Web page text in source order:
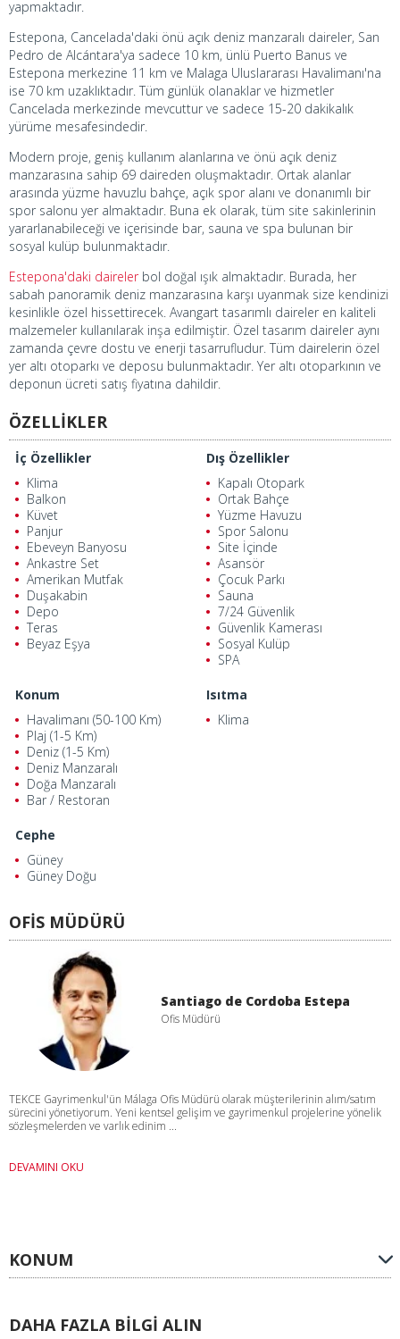
yapmaktadır.
Estepona, Cancelada'daki önü açık deniz manzaralı daireler, San
Pedro de Alcántara'ya sadece 10 km, ünlü Puerto Banus ve
Estepona merkezine 11 km ve Malaga Uluslararası Havalimanı'na
ise 70 km uzaklıktadır. Tüm günlük olanaklar ve hizmetler
Cancelada merkezinde mevcuttur ve sadece 15-20 dakikalık
yürüme mesafesindedir.
Modern proje, geniş kullanım alanlarına ve önü açık deniz
manzarasına sahip 69 daireden oluşmaktadır. Ortak alanlar
arasında yüzme havuzlu bahçe, açık spor alanı ve donanımlı bir
spor salonu yer almaktadır. Buna ek olarak, tüm site sakinlerinin
yararlanabileceği ve içerisinde bar, sauna ve spa bulunan bir
sosyal kulüp bulunmaktadır.
Estepona'daki dairelerbol doğal ışık almaktadır. Burada, her
sabah panoramik deniz manzarasına karşı uyanmak size kendinizi
kesinlikle özel hissettirecek. Avangart tasarımlı daireler en kaliteli
malzemeler kullanılarak inşa edilmiştir. Özel tasarım daireler aynı
zamanda çevre dostu ve enerji tasarrufludur. Tüm dairelerin özel
yer altı otoparkı ve deposu bulunmaktadır. Yer altı otoparkının ve
deponun ücreti satış fiyatına dahildir.
ÖZELLİKLER
İç Özellikler
Klima
Balkon
Küvet
Panjur
Ebeveyn Banyosu
Ankastre Set
Amerikan Mutfak
Duşakabin
Depo
Teras
Beyaz Eşya
Dış Özellikler
Kapalı Otopark
Ortak Bahçe
Yüzme Havuzu
Spor Salonu
Site İçinde
Asansör
Çocuk Parkı
Sauna
7/24 Güvenlik
Güvenlik Kamerası
Sosyal Kulüp
SPA
Konum
Havalimanı (50-100 Km)
Plaj (1-5 Km)
Deniz (1-5 Km)
Deniz Manzaralı
Doğa Manzaralı
Bar / Restoran
Isıtma
Klima
Cephe
Güney
Güney Doğu
OFİS MÜDÜRÜ
Santiago de Cordoba Estepa
Ofis Müdürü
TEKCE Gayrimenkul'ün Málaga Ofis Müdürü olarak müşterilerinin alım/satım
sürecini yönetiyorum. Yeni kentsel gelişim ve gayrimenkul projelerine yönelik
sözleşmelerden ve varlık edinim ...
DEVAMINI OKU
KONUM
DAHA FAZLA BİLGİ ALIN